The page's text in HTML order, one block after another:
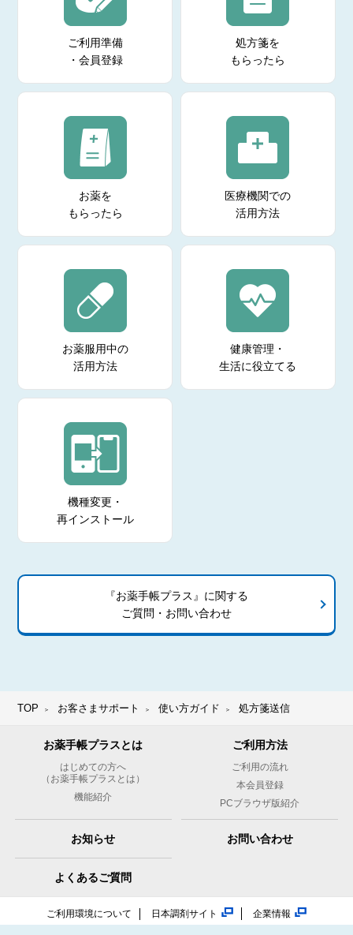
ご利用準備
・会員登録
処方箋を
もらったら
お薬を
もらったら
医療機関での
活用方法
お薬服用中の
活用方法
健康管理・
生活に役立てる
機種変更・
再インストール
『お薬手帳プラス』に関する
ご質問・お問い合わせ
TOP お客さまサポート 使い方ガイド 処方箋送信
お薬手帳プラスとは
はじめての方へ
（お薬手帳プラスとは）
機能紹介
ご利用方法
ご利用の流れ
本会員登録
PCブラウザ版紹介
お知らせ お問い合わせ
よくあるご質問
ご利用環境について 日本調剤サイト
企業情報